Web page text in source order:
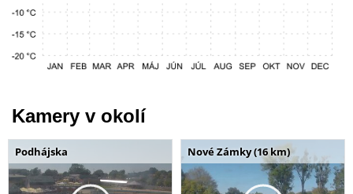
Kamery v okolí
Podhájska Nové Zámky (16 km)